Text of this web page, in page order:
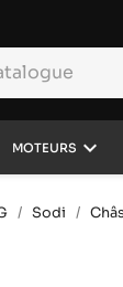
MOTEURS keyboard_arrow_down
Sodi